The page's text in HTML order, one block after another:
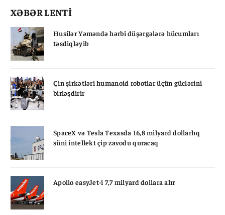
XƏBƏR LENTİ
Husilər Yəməndə hərbi düşərgələrə hücumları
təsdiqləyib
Çin şirkətləri humanoid robotlar üçün güclərini
birləşdirir
SpaceX və Tesla Texasda 16,8 milyard dollarlıq
süni intellekt çip zavodu quracaq
Apollo easyJet-i 7,7 milyard dollara alır